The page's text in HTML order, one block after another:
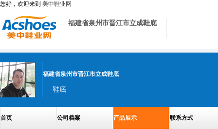
您好，欢迎来到 美中鞋业网
福建省泉州市晋江市立成鞋底
福建省泉州市晋江市立成鞋底
鞋底
首页 公司档案 产品展示 联系方式